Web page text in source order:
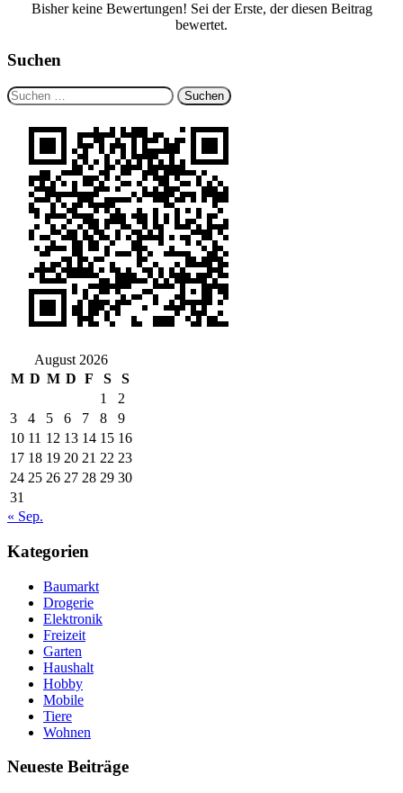
Bisher keine Bewertungen! Sei der Erste, der diesen Beitrag
bewertet.
Suchen
Suchen
nach:
August 2026
M D M D F S
S
1
2
3
4 5 6 7 8
9
10 11 12 13 14 15 16
17 18 19 20 21 22 23
24 25 26 27 28 29 30
31
« Sep.
Kategorien
Baumarkt
Drogerie
Elektronik
Freizeit
Garten
Haushalt
Hobby
Mobile
Tiere
Wohnen
Neueste Beiträge